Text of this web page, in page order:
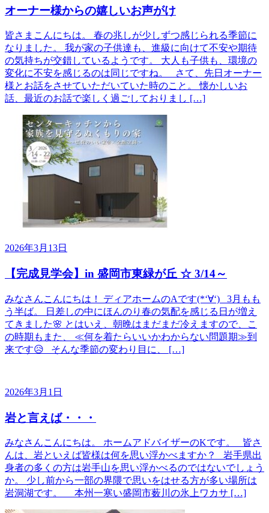
オーナー様からの嬉しいお声がけ
皆さまこんにちは。 春の兆しが少しずつ感じられる季節に
なりました。 我が家の子供達も、進級に向けて不安や期待
の気持ちが交錯しているようです。 大人も子供も、環境の
変化に不安を感じるのは同じですね。 さて、先日オーナー
様とお話をさせていただいていた時のこと。 懐かしいお
話、最近のお話で楽しく過ごしておりまし […]
2026年3月13日
【完成見学会】in 盛岡市東緑が丘 ☆ 3/14～
みなさんこんにちは！ ディアホームのAです(*‘∀‘) 3月もも
う半ば。 日差しの中にほんのり春の気配を感じる日が増え
てきました🌸 とはいえ、朝晩はまだまだ冷えますので、こ
の時期もまた、 ≪何を着たらいいかわからない問題期≫到
来です😥 そんな季節の変わり目に、 […]
2026年3月1日
岩と言えば・・・
みなさんこんにちは。 ホームアドバイザーのKです。 皆さ
んは、岩といえば皆様は何を思い浮かべますか？ 岩手県出
身者の多くの方は岩手山を思い浮かべるのではないでしょう
か。 少し前から一部の界隈で思いをはせる方が多い場所は
岩洞湖です。 本州一寒い盛岡市薮川の氷上ワカサ […]